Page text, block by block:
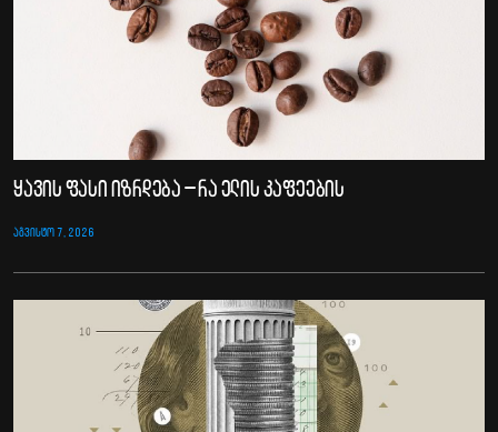
ყავის ფასი იზრდება – რა ელის კაფეების
ᲐᲒᲕᲘᲡᲢᲝ 7, 2026